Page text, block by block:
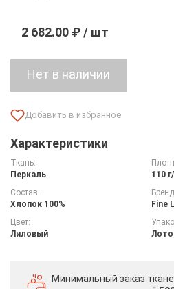
2 682.00 ₽ / шт
Нет в наличии
Характеристики
Ткань:
Перкаль
110
Состав:
Хлопок 100%
Fine
Цвет:
Лиловый
Минимальный заказ